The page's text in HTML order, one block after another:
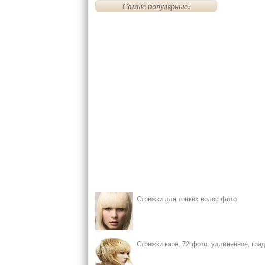
Самые популярные:
Стрижки для тонких волос фото
Стрижки каре, 72 фото: удлиненное,